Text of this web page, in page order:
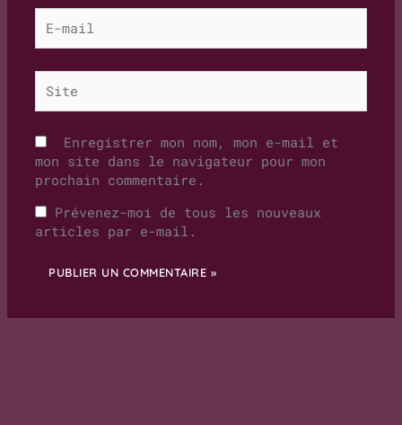
mail
Enregistrer mon nom, mon e-mail et
mon site dans le navigateur pour mon
prochain commentaire.
Prévenez-moi de tous les nouveaux
articles par e-mail.